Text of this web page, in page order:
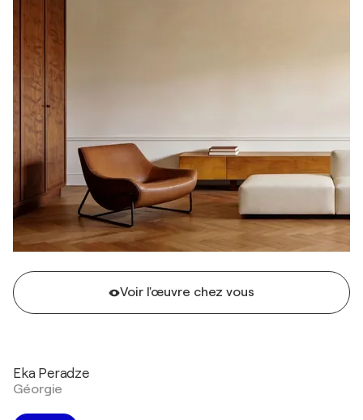
Voir l'œuvre chez vous
Eka Peradze
Géorgie